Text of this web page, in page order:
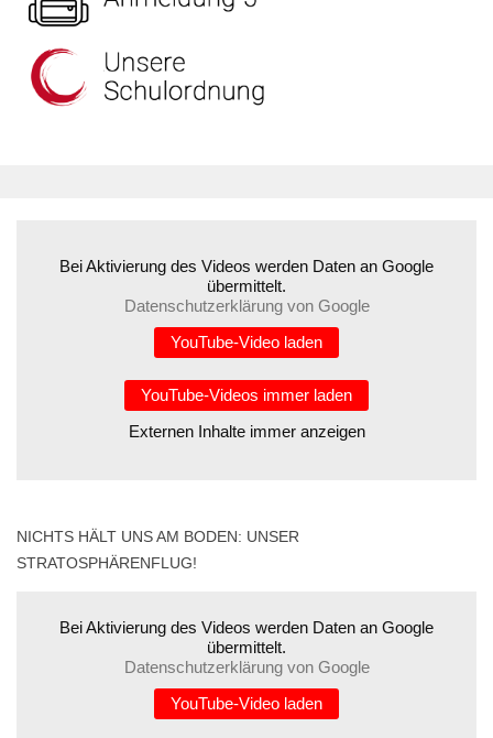
Bei Aktivierung des Videos werden Daten an Google
übermittelt.
Datenschutzerklärung von Google
YouTube-Video laden
YouTube-Videos immer laden
Externen Inhalte immer anzeigen
NICHTS HÄLT UNS AM BODEN: UNSER
STRATOSPHÄRENFLUG!
Bei Aktivierung des Videos werden Daten an Google
übermittelt.
Datenschutzerklärung von Google
YouTube-Video laden